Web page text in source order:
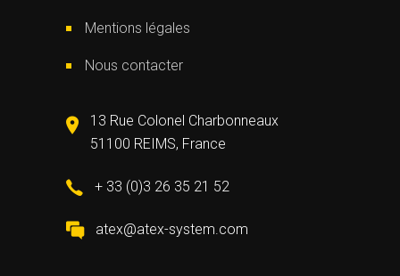
Mentions légales
Nous contacter
13 Rue Colonel Charbonneaux
51100 REIMS, France
+ 33 (0)3 26 35 21 52
atex@atex-system.com